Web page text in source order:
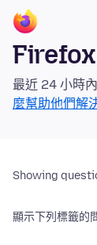
最近 24 小時
麼幫助他們解
Showing
顯示下列標籤的